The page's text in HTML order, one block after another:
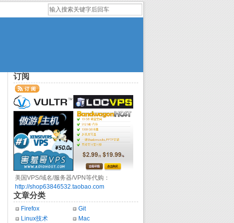
订阅
美国VPS/域名/服务器/VPN等代购：
http://shop63846532.taobao.com
文章分类
Firefox
Git
Linux技术
Mac